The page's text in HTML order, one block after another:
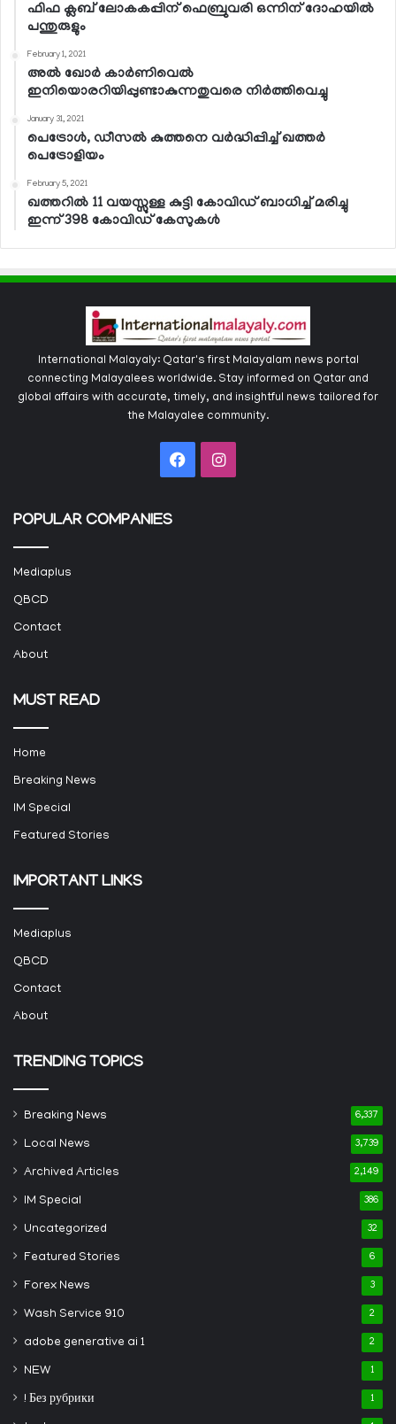
ഫിഫ ക്ലബ് ലോകകപ്പിന് ഫെബ്രുവരി ഒന്നിന് ദോഹയില്‍
പന്തുരുളും
February 1, 2021
അല്‍ ഖോര്‍ കാര്‍ണിവെല്‍
ഇനിയൊരറിയിപ്പുണ്ടാകുന്നതുവരെ നിര്‍ത്തിവെച്ചു
January 31, 2021
പെട്രോള്‍, ഡീസല്‍ കുത്തനെ വര്‍ദ്ധിപ്പിച്ച് ഖത്തര്‍
പെട്രോളിയം
February 5, 2021
ഖത്തറില്‍ 11 വയസ്സുള്ള കുട്ടി കോവിഡ് ബാധിച്ച് മരിച്ചു
ഇന്ന് 398 കോവിഡ് കേസുകള്‍
International Malayaly: Qatar's first Malayalam news portal
connecting Malayalees worldwide. Stay informed on Qatar and
global affairs with accurate, timely, and insightful news tailored for
the Malayalee community.
FacebookInstagram
POPULAR COMPANIES
Mediaplus
QBCD
Contact
About
MUST READ
Home
Breaking News
IM Special
Featured Stories
IMPORTANT LINKS
Mediaplus
QBCD
Contact
About
TRENDING TOPICS
Breaking News 6,337
Local News 3,739
Archived Articles 2,149
IM Special 386
Uncategorized 32
Featured Stories 6
Forex News 3
Wash Service 910 2
adobe generative ai 1 2
NEW 1
! Без рубрики 1